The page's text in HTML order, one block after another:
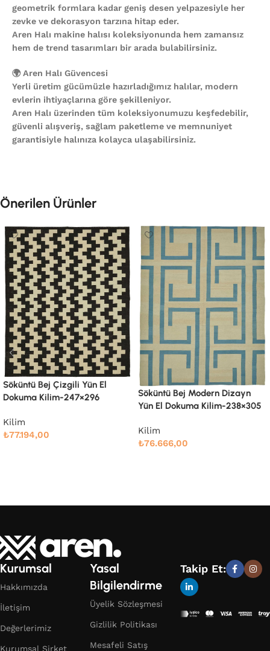
geometrik formlara kadar geniş desen yelpazesiyle her
zevke ve dekorasyon tarzına hitap eder.
Aren Halı makine halısı koleksiyonunda hem zamansız
hem de trend tasarımları bir arada bulabilirsiniz.
🌍 Aren Halı Güvencesi
Yerli üretim gücümüzle hazırladığımız halılar, modern
evlerin ihtiyaçlarına göre şekilleniyor.
Aren Halı üzerinden tüm koleksiyonumuzu keşfedebilir,
güvenli alışveriş, sağlam paketleme ve memnuniyet
garantisiyle halınıza kolayca ulaşabilirsiniz.
Önerilen Ürünler
Söküntü Bej Modern Dizayn
Kilim
Söküntü Bej Modern Dizayn
Yün El Dokuma Kilim-260×334
Kilim
₺91.661,00
Kurumsal
Hakkımızda
İletişim
Değerlerimiz
Kurumsal Şirket
Yasal
Bilgilendirme
Üyelik Sözleşmesi
Gizlilik Politikası
Mesafeli Satış
Takip Et: